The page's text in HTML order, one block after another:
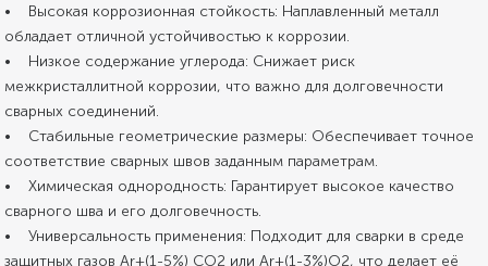
• Высокая коррозионная стойкость: Наплавленный металл
обладает отличной устойчивостью к коррозии.
• Низкое содержание углерода: Снижает риск
межкристаллитной коррозии, что важно для долговечности
сварных соединений.
• Стабильные геометрические размеры: Обеспечивает точное
соответствие сварных швов заданным параметрам.
• Химическая однородность: Гарантирует высокое качество
сварного шва и его долговечность.
• Универсальность применения: Подходит для сварки в среде
защитных газов Ar+(1-5%) СО2 или Ar+(1-3%)О2, что делает её